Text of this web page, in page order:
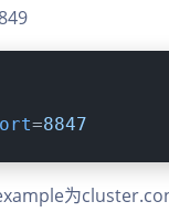
=8847
为